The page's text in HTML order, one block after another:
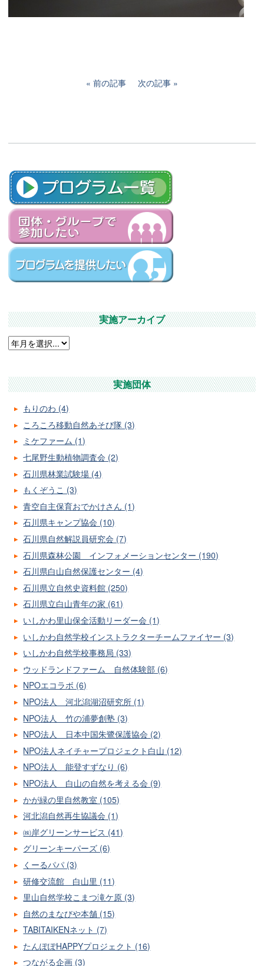
前の記事 次の記事
実施アーカイブ
実施団体
もりのわ (4)
ころころ移動自然あそび隊 (3)
ミケファーム (1)
七尾野生動植物調査会 (2)
石川県林業試験場 (4)
もくぞうこ (3)
青空自主保育おでかけさん (1)
石川県キャンプ協会 (10)
石川県自然解説員研究会 (7)
石川県森林公園 インフォメーションセンター (190)
石川県白山自然保護センター (4)
石川県立自然史資料館 (250)
石川県立白山青年の家 (61)
いしかわ里山保全活動リーダー会 (1)
いしかわ自然学校インストラクターチームファイヤー (3)
いしかわ自然学校事務局 (33)
ウッドランドファーム 自然体験部 (6)
NPOエコラボ (6)
NPO法人 河北潟湖沼研究所 (1)
NPO法人 竹の浦夢創塾 (3)
NPO法人 日本中国朱鷺保護協会 (2)
NPO法人ネイチャープロジェクト白山 (12)
NPO法人 能登すずなり (6)
NPO法人 白山の自然を考える会 (9)
かが緑の里自然教室 (105)
河北潟自然再生協議会 (1)
㈱岸グリーンサービス (41)
グリーンキーパーズ (6)
くーるパパ (3)
研修交流館 白山里 (11)
里山自然学校こまつ滝ケ原 (3)
自然のまなびや本舗 (15)
TABITAIKENネット (7)
たんぽぽHAPPYプロジェクト (16)
つながる企画 (3)